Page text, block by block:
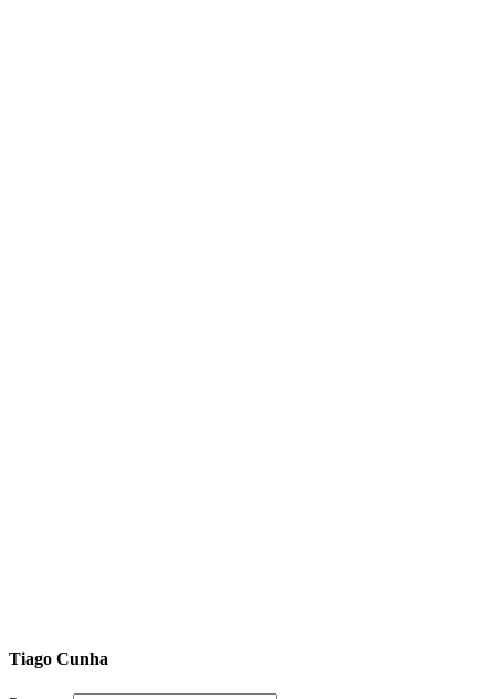
Tiago Cunha